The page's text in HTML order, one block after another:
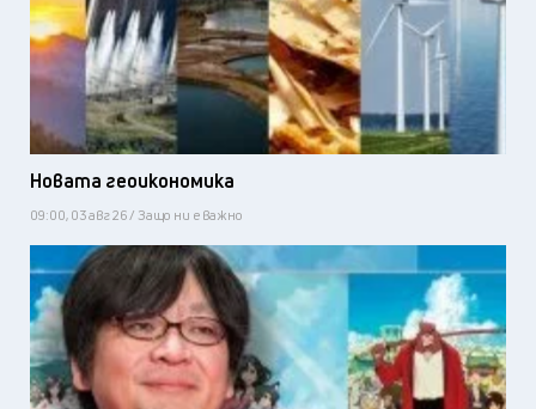
Новата геоикономика
09:00, 03 авг 26 / Защо ни е важно